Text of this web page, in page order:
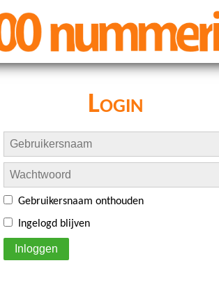
Login
Gebruikersnaam onthouden
Ingelogd blijven
Inloggen